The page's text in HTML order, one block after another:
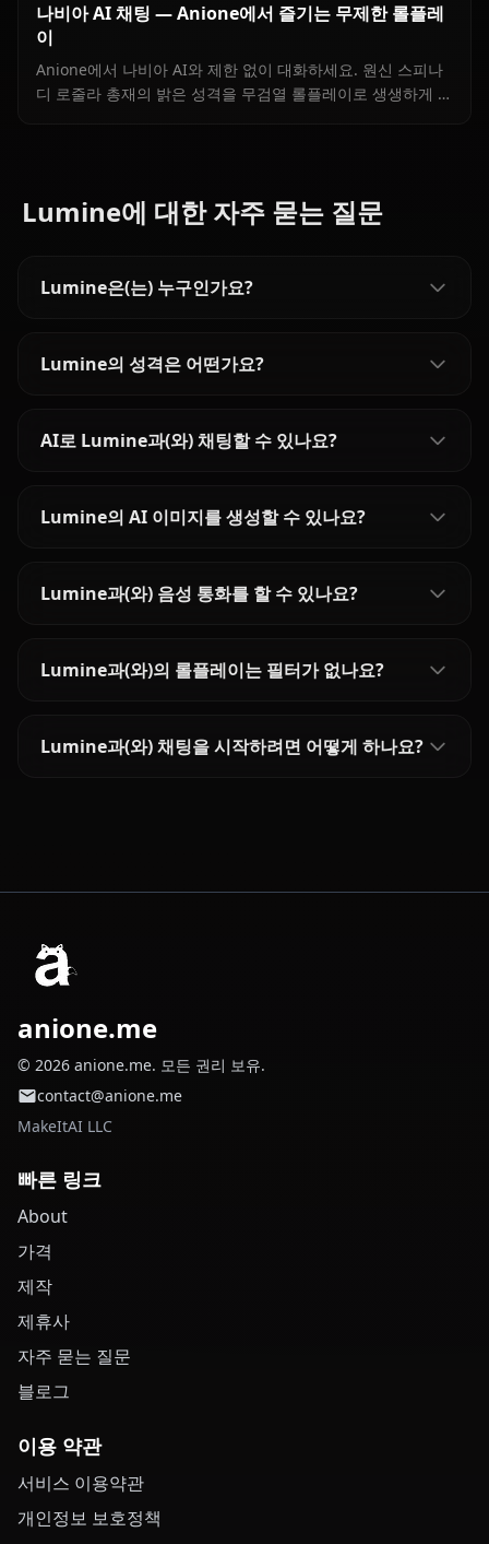
나비아 AI 채팅 — Anione에서 즐기는 무제한 롤플레
이
Anione에서 나비아 AI와 제한 없이 대화하세요. 원신 스피나
디 로줄라 총재의 밝은 성격을 무검열 롤플레이로 생생하게 경
Lumine에 대한 자주 묻는 질문
Lumine은(는) 누구인가요?
Lumine의 성격은 어떤가요?
AI로 Lumine과(와) 채팅할 수 있나요?
Lumine의 AI 이미지를 생성할 수 있나요?
Lumine과(와) 음성 통화를 할 수 있나요?
Lumine과(와)의 롤플레이는 필터가 없나요?
Lumine과(와) 채팅을 시작하려면 어떻게 하나요?
anione.me
© 2026 anione.me. 모든 권리 보유.
contact@anione.me
MakeItAI LLC
빠른 링크
About
가격
제작
제휴사
자주 묻는 질문
블로그
이용 약관
서비스 이용약관
개인정보 보호정책